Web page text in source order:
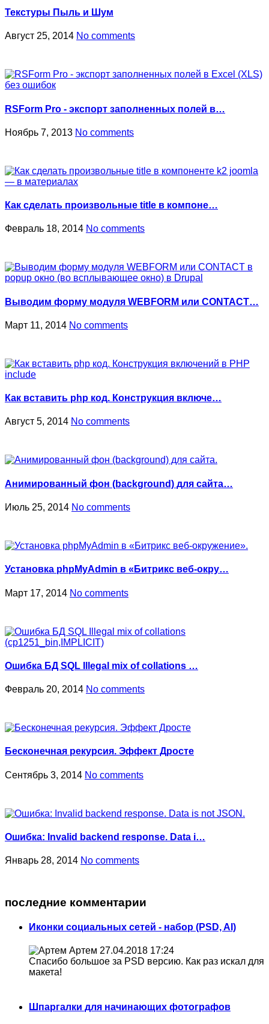
Текстуры Пыль и Шум
Август 25, 2014 No comments
RSForm Pro - экспорт заполненных полей в…
Ноябрь 7, 2013 No comments
Как сделать произвольные title в компоне…
Февраль 18, 2014 No comments
Выводим форму модуля WEBFORM или CONTACT…
Март 11, 2014 No comments
Как вставить php код. Конструкция включе…
Август 5, 2014 No comments
Анимированный фон (background) для сайта…
Июль 25, 2014 No comments
Установка phpMyAdmin в «Битрикс веб-окру…
Март 17, 2014 No comments
Ошибка БД SQL Illegal mix of collations …
Февраль 20, 2014 No comments
Бесконечная рекурсия. Эффект Дросте
Сентябрь 3, 2014 No comments
Ошибка: Invalid backend response. Data i…
Январь 28, 2014 No comments
последние комментарии
Иконки социальных сетей - набор (PSD, AI)
Артем 27.04.2018 17:24
Спасибо большое за PSD версию. Как раз искал для
макета!
Шпаргалки для начинающих фотографов